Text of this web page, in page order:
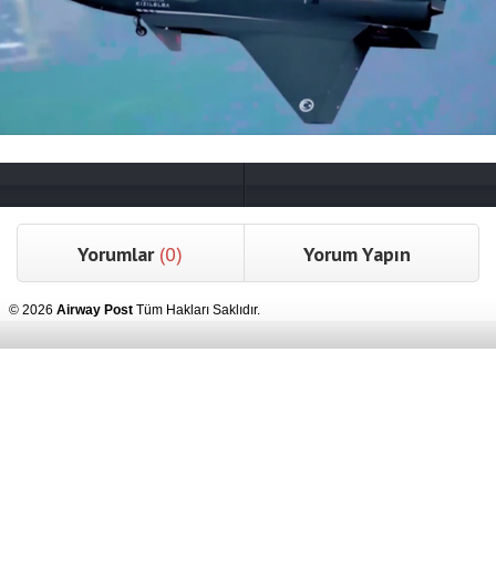
Yorumlar (0) Yorum Yapın
© 2026 Airway Post Tüm Hakları Saklıdır.